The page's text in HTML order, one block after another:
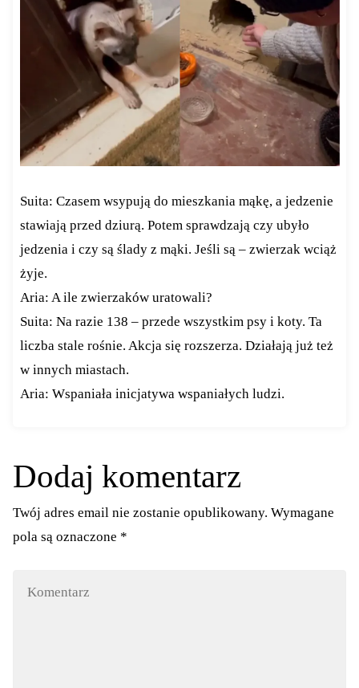
Suita: Czasem wsypują do mieszkania mąkę, a jedzenie
stawiają przed dziurą. Potem sprawdzają czy ubyło
jedzenia i czy są ślady z mąki. Jeśli są – zwierzak wciąż
żyje.
Aria: A ile zwierzaków uratowali?
Suita: Na razie 138 – przede wszystkim psy i koty. Ta
liczba stale rośnie. Akcja się rozszerza. Działają już też
w innych miastach.
Aria: Wspaniała inicjatywa wspaniałych ludzi.
Dodaj komentarz
Twój adres email nie zostanie opublikowany. Wymagane
pola są oznaczone *